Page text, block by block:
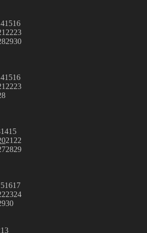
1516
2223
2930
1516
2223
1415
21 22
2829
1617
2324
30
13